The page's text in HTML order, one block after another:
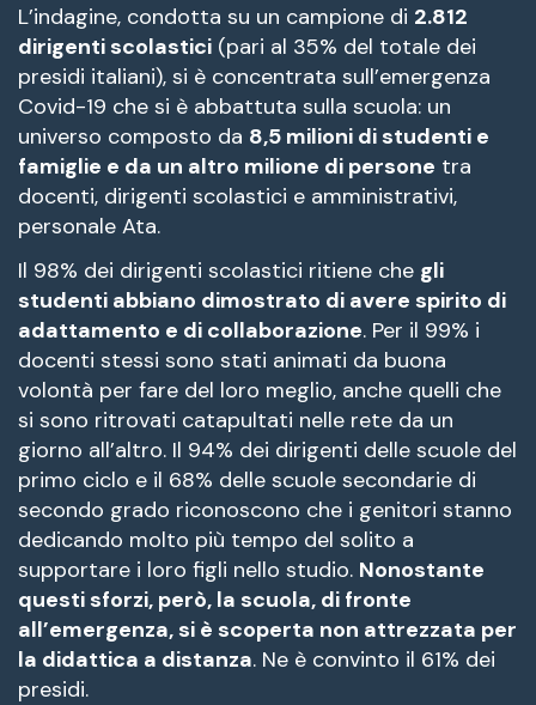
L’indagine, condotta su un campione di 2.812
dirigenti scolastici (pari al 35% del totale dei
presidi italiani), si è concentrata sull’emergenza
Covid-19 che si è abbattuta sulla scuola: un
universo composto da 8,5 milioni di studenti e
famiglie e da un altro milione di persone tra
docenti, dirigenti scolastici e amministrativi,
personale Ata.
Il 98% dei dirigenti scolastici ritiene che gli
studenti abbiano dimostrato di avere spirito di
adattamento e di collaborazione. Per il 99% i
docenti stessi sono stati animati da buona
volontà per fare del loro meglio, anche quelli che
si sono ritrovati catapultati nelle rete da un
giorno all’altro. Il 94% dei dirigenti delle scuole del
primo ciclo e il 68% delle scuole secondarie di
secondo grado riconoscono che i genitori stanno
dedicando molto più tempo del solito a
supportare i loro figli nello studio. Nonostante
questi sforzi, però, la scuola, di fronte
all’emergenza, si è scoperta non attrezzata per
la didattica a distanza. Ne è convinto il 61% dei
presidi.